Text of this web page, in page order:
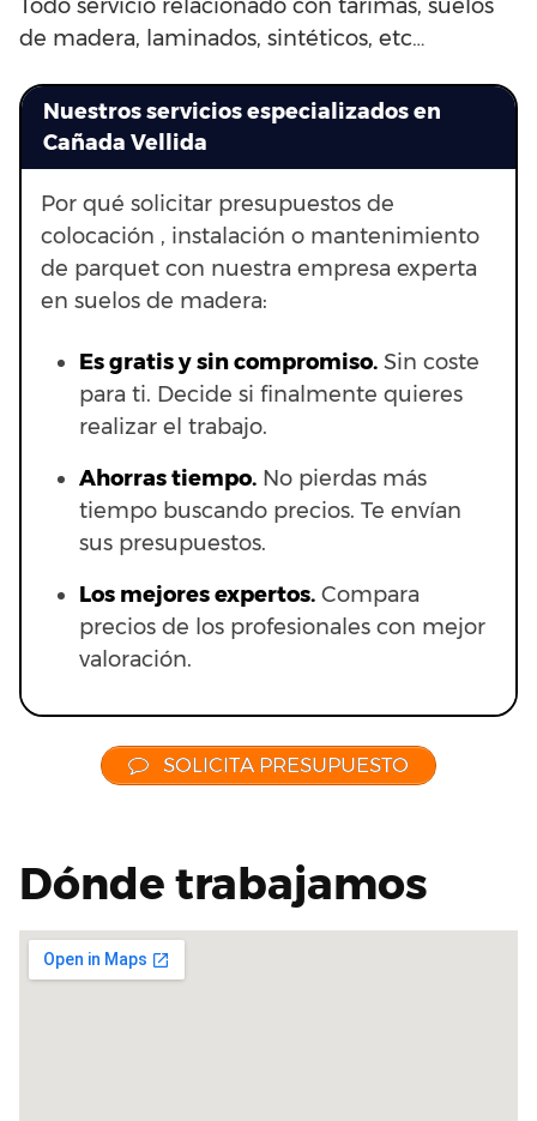
Todo servicio relacionado con tarimas, suelos
de madera, laminados, sintéticos, etc…
Nuestros servicios especializados en
Cañada Vellida
Por qué solicitar presupuestos de
colocación , instalación o mantenimiento
de parquet con nuestra empresa experta
en suelos de madera:
Es gratis y sin compromiso. Sin coste
para ti. Decide si finalmente quieres
realizar el trabajo.
Ahorras tiempo. No pierdas más
tiempo buscando precios. Te envían
sus presupuestos.
Los mejores expertos. Compara
precios de los profesionales con mejor
valoración.
SOLICITA PRESUPUESTO
Dónde trabajamos